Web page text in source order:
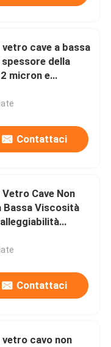
cave a bassa
della
micron e
H60 per
Contattaci
Cave Non
Bassa Viscosità
Contattaci
cavo non